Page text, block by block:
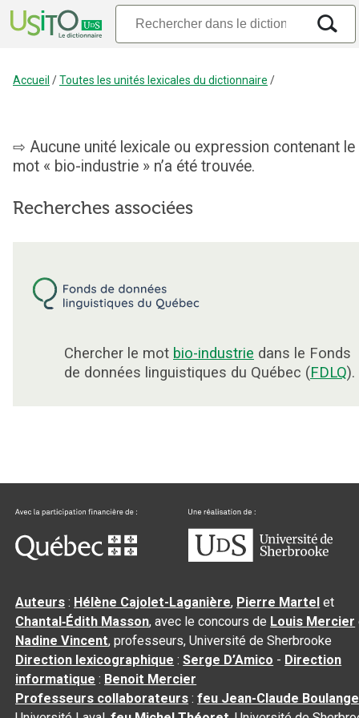
Accueil /Toutes les unités lexicales du dictionnaire /
Aucune unité lexicale ou expression contenant le
mot « bio-industrie » n’a été trouvée.
Recherches associées
Chercher le mot bio-industrie dans le Fonds
de données linguistiques du Québec (FDLQ).
Auteurs : Hélène Cajolet-Laganière, Pierre Martel et
Chantal‑Édith Masson, avec le concours de Louis Mercier
Nadine Vincent, professeurs, Université de Sherbrooke
Direction lexicographique :Serge D’Amico - Direction
informatique : Benoit Mercier
Professeurs collaborateurs :feu Jean-Claude